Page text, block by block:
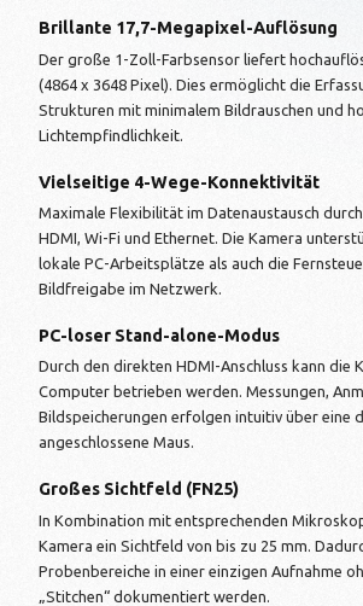
Brillante 17,7-Megapixel-Auflösung
Der große 1-Zoll-Farbsensor liefert
(4864 x 3648 Pixel). Dies ermöglicht die
Strukturen mit minimalem Bildrauschen und
Lichtempfindlichkeit.
Vielseitige 4-Wege-Konnektivität
Maximale Flexibilität im Datenaustausch durch
HDMI, Wi-Fi und Ethernet. Die Kamera
lokale PC-Arbeitsplätze als auch die
Bildfreigabe im Netzwerk.
PC-loser Stand-alone-Modus
Durch den direkten HDMI-Anschluss kann die
Computer betrieben werden. Messungen,
Bildspeicherungen erfolgen intuitiv über eine
angeschlossene Maus.
Großes Sichtfeld (FN25)
In Kombination mit entsprechenden
Kamera ein Sichtfeld von bis zu 25 mm.
Probenbereiche in einer einzigen Aufnahme
„Stitchen“ dokumentiert werden.